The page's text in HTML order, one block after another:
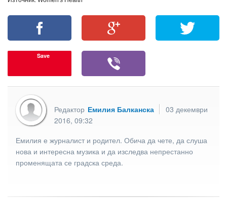
Save
Редактор Емилия Балканска
03 декември
2016, 09:32
Емилия е журналист и родител. Обича да чете, да слуша
нова и интересна музика и да изследва непрестанно
променящата се градска среда.